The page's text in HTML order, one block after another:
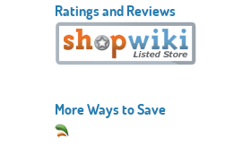
Ratings and Reviews
More Ways to Save